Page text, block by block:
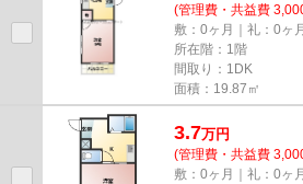
(管理費・共益費
敷：0ヶ月｜礼：0ヶ月
所在階：1階
間取り：1DK
面積：19.87㎡
3.7万円
(管理費・共益費
敷：0ヶ月｜礼：0ヶ月